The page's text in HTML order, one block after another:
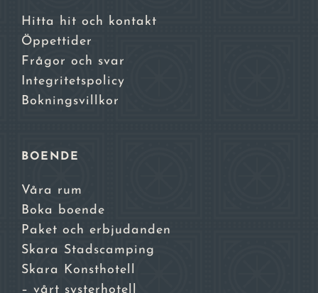
Hitta hit och kontakt
Öppettider
Frågor och svar
Integritetspolicy
Bokningsvillkor
BOENDE
Våra rum
Boka boende
Paket och erbjudanden
Skara Stadscamping
Skara Konsthotell
– vårt systerhotell